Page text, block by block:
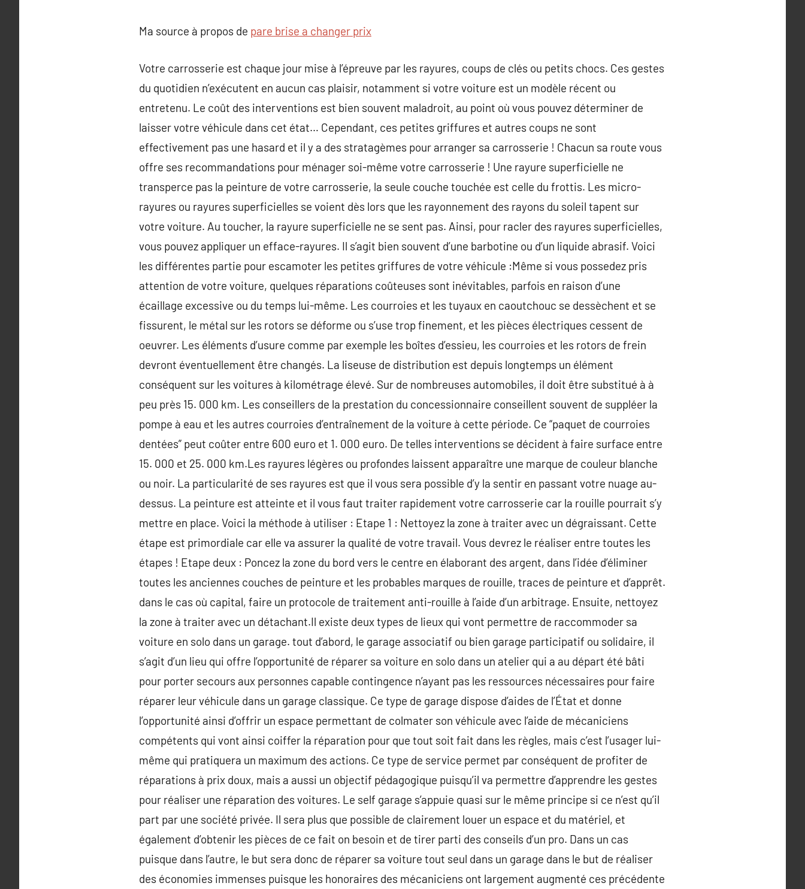
Ma source à propos de pare brise a changer prix
Votre carrosserie est chaque jour mise à l’épreuve par les rayures, coups de clés ou petits chocs. Ces gestes
du quotidien n’exécutent en aucun cas plaisir, notamment si votre voiture est un modèle récent ou
entretenu. Le coût des interventions est bien souvent maladroit, au point où vous pouvez déterminer de
laisser votre véhicule dans cet état… Cependant, ces petites griffures et autres coups ne sont
effectivement pas une hasard et il y a des stratagèmes pour arranger sa carrosserie ! Chacun sa route vous
offre ses recommandations pour ménager soi-même votre carrosserie ! Une rayure superficielle ne
transperce pas la peinture de votre carrosserie, la seule couche touchée est celle du frottis. Les micro-
rayures ou rayures superficielles se voient dès lors que les rayonnement des rayons du soleil tapent sur
votre voiture. Au toucher, la rayure superficielle ne se sent pas. Ainsi, pour racler des rayures superficielles,
vous pouvez appliquer un efface-rayures. Il s’agit bien souvent d’une barbotine ou d’un liquide abrasif. Voici
les différentes partie pour escamoter les petites griffures de votre véhicule :Même si vous possedez pris
attention de votre voiture, quelques réparations coûteuses sont inévitables, parfois en raison d’une
écaillage excessive ou du temps lui-même. Les courroies et les tuyaux en caoutchouc se dessèchent et se
fissurent, le métal sur les rotors se déforme ou s’use trop finement, et les pièces électriques cessent de
oeuvrer. Les éléments d’usure comme par exemple les boîtes d’essieu, les courroies et les rotors de frein
devront éventuellement être changés. La liseuse de distribution est depuis longtemps un élément
conséquent sur les voitures à kilométrage élevé. Sur de nombreuses automobiles, il doit être substitué à à
peu près 15. 000 km. Les conseillers de la prestation du concessionnaire conseillent souvent de suppléer la
pompe à eau et les autres courroies d’entraînement de la voiture à cette période. Ce “paquet de courroies
dentées” peut coûter entre 600 euro et 1. 000 euro. De telles interventions se décident à faire surface entre
15. 000 et 25. 000 km.Les rayures légères ou profondes laissent apparaître une marque de couleur blanche
ou noir. La particularité de ses rayures est que il vous sera possible d’y la sentir en passant votre nuage au-
dessus. La peinture est atteinte et il vous faut traiter rapidement votre carrosserie car la rouille pourrait s’y
mettre en place. Voici la méthode à utiliser : Etape 1 : Nettoyez la zone à traiter avec un dégraissant. Cette
étape est primordiale car elle va assurer la qualité de votre travail. Vous devrez le réaliser entre toutes les
étapes ! Etape deux : Poncez la zone du bord vers le centre en élaborant des argent, dans l’idée d’éliminer
toutes les anciennes couches de peinture et les probables marques de rouille, traces de peinture et d’apprêt.
dans le cas où capital, faire un protocole de traitement anti-rouille à l’aide d’un arbitrage. Ensuite, nettoyez
la zone à traiter avec un détachant.Il existe deux types de lieux qui vont permettre de raccommoder sa
voiture en solo dans un garage. tout d’abord, le garage associatif ou bien garage participatif ou solidaire, il
s’agit d’un lieu qui offre l’opportunité de réparer sa voiture en solo dans un atelier qui a au départ été bâti
pour porter secours aux personnes capable contingence n’ayant pas les ressources nécessaires pour faire
réparer leur véhicule dans un garage classique. Ce type de garage dispose d’aides de l’État et donne
l’opportunité ainsi d’offrir un espace permettant de colmater son véhicule avec l’aide de mécaniciens
compétents qui vont ainsi coiffer la réparation pour que tout soit fait dans les règles, mais c’est l’usager lui-
même qui pratiquera un maximum des actions. Ce type de service permet par conséquent de profiter de
réparations à prix doux, mais a aussi un objectif pédagogique puisqu’il va permettre d’apprendre les gestes
pour réaliser une réparation des voitures. Le self garage s’appuie quasi sur le même principe si ce n’est qu’il
part par une société privée. Il sera plus que possible de clairement louer un espace et du matériel, et
également d’obtenir les pièces de ce fait on besoin et de tirer parti des conseils d’un pro. Dans un cas
puisque dans l’autre, le but sera donc de réparer sa voiture tout seul dans un garage dans le but de réaliser
des économies immenses puisque les honoraires des mécaniciens ont largement augmenté ces précédente